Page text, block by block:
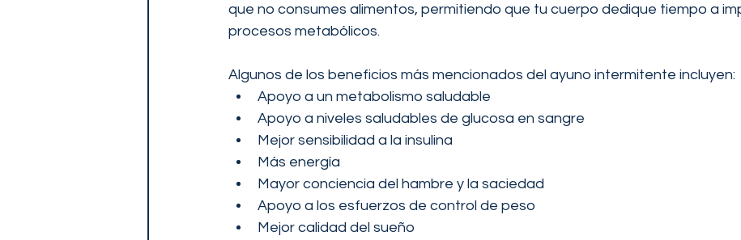
que no consumes alimentos, permitiendo que tu cuerpo dedique tiempo a
procesos metabólicos.
Algunos de los beneficios más mencionados del ayuno intermitente incluyen:
Apoyo a un metabolismo saludable
Apoyo a niveles saludables de glucosa en sangre
Mejor sensibilidad a la insulina
Más energía
Mayor conciencia del hambre y la saciedad
Apoyo a los esfuerzos de control de peso
Mejor calidad del sueño